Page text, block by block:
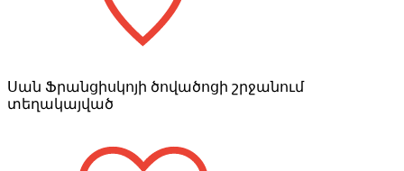
Սան Ֆրանցիսկոյի ծովածոցի շրջանում
տեղակայված